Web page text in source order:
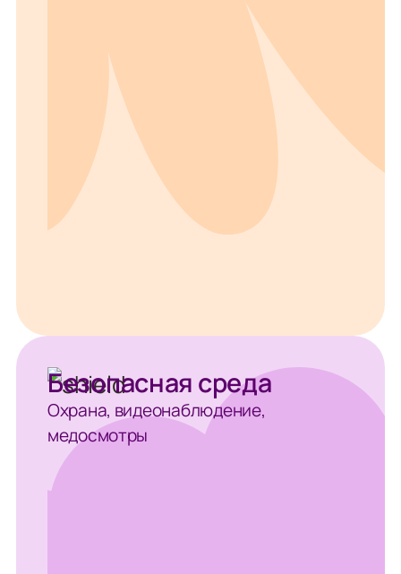
Безопасная среда
Охрана, видеонаблюдение,
медосмотры